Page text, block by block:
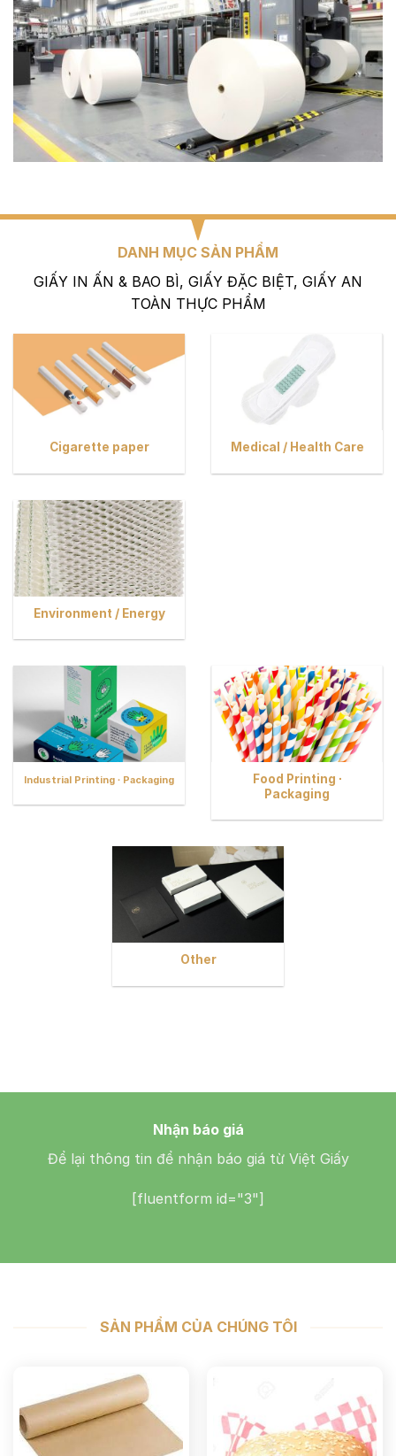
DANH MỤC SẢN PHẨM
GIẤY IN ẤN & BAO BÌ, GIẤY ĐẶC BIỆT, GIẤY AN
TOÀN THỰC PHẨM
Cigarette paper Medical / Health Care
Environment / Energy
Industrial Printing ∙ Packaging
Food Printing ∙
Packaging
Other
Nhận báo giá
Để lại thông tin để nhận báo giá từ Việt Giấy
[fluentform id="3"]
SẢN PHẨM CỦA CHÚNG TÔI